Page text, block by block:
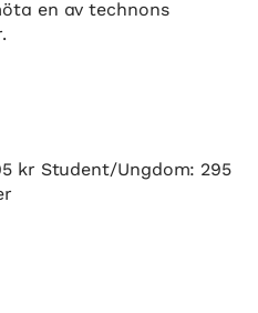
en av technons
kr Student/Ungdom: 295